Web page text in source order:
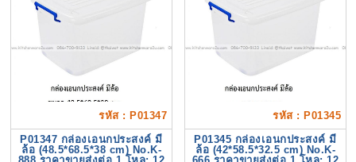
รหัส : P01347
P01347 กล่องเอนกประสงค์ มี
ล้อ (48.5*68.5*38 cm) No.K-
รหัส : P01345
P01345 กล่องเอนกประสงค์ มี
ล้อ (42*58.5*32.5 cm) No.K-